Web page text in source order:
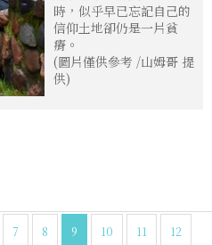
時，似乎早已忘記自己的
信仰土地卻仍是一片貧
瘠。
(圖片僅供參考 /山姆哥 提
供)
7 8 9 10 11 12